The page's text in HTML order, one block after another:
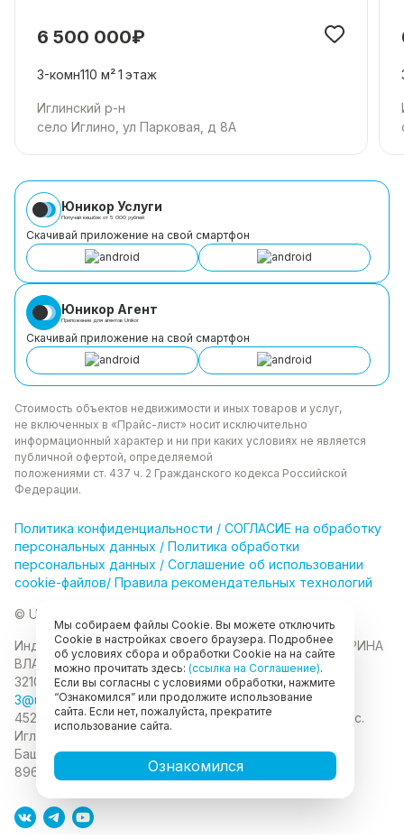
6 500 000₽
3-комн110 м²1 этаж
Иглинский р-н
село Иглино, ул Парковая, д 8А
Юникор Услуги
Получай кешбэк от 5 000 рублей
Скачивай приложение на свой смартфон
Юникор Агент
Приложение для агентов Unikor
Скачивай приложение на свой смартфон
Стоимость объектов недвижимости и иных товаров и услуг,
не включенных в «Прайс-лист» носит исключительно
информационный характер и ни при каких условиях не является
публичной офертой, определяемой
положениями ст. 437 ч. 2 Гражданского кодекса Российской
Федерации.
Политика конфиденциальности / СОГЛАСИЕ на обработку
персональных данных / Политика обработки
персональных данных / Соглашение об использовании
cookie-файлов/ Правила рекомендательных технологий
© Unikor 2026
Индивидуальный предприниматель КОЛОМАСОВА ИРИНА
ВЛАДИМИРОВНАИНН 022403630403 ОГРНИП
321028000134889
3@unikor.company
452410, Республика Башкортостан, Иглинский район, с.
Иглино, ул. Вербная, д. 9
Башкортостан, город Уфа, ул. Мустая Карима, д.6
89625477020
Мы собираем файлы Cookie. Вы можете отключить
Cookie в настройках своего браузера. Подробнее
об условиях сбора и обработки Cookie на на сайте
можно прочитать здесь: (ссылка на Соглашение).
Если вы согласны с условиями обработки, нажмите
“Ознакомился” или продолжите использование
сайта. Если нет, пожалуйста, прекратите
использование сайта.
Ознакомился